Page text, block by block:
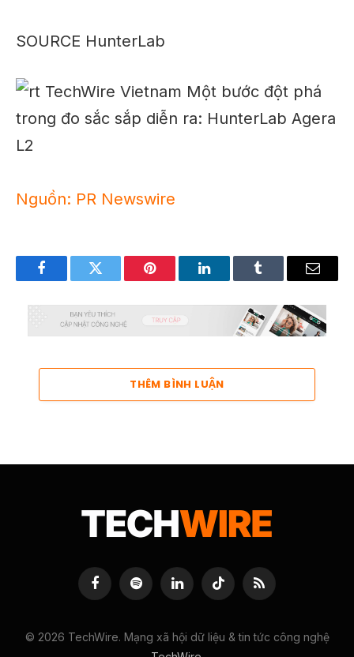
SOURCE HunterLab
Nguồn: PR Newswire
FacebookTwitter Pinterest LinkedInTumblr Email
THÊM BÌNH LUẬN
FacebookSpotify LinkedInTikTok RSS
© 2026 TechWire. Mạng xã hội dữ liệu & tin tức công nghệ